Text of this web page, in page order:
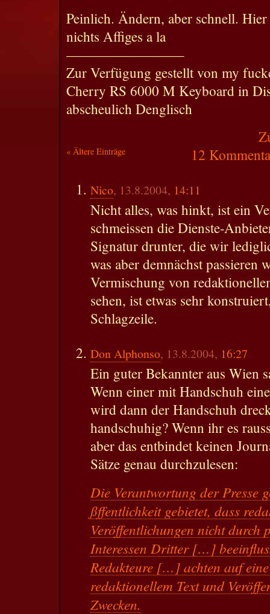
Peinlich. Ändern, aber schnell.
nichts Affiges a la
————————–
Zur Verfügung gestellt von my
Cherry RS 6000 M Keyboard in
abscheulich Denglisch
« Ältere Einträge 12
Nico, 13.8.2004, 14:11
Nicht alles, was hinkt, ist ein
schmeissen die Dienste-
Signatur drunter, die wir
was aber demnächst passieren
Vermischung von
sehen, ist etwas sehr
Schlagzeile.
Don Alphonso, 13.8.2004, 16:27
Ein guter Bekannter aus Wien
Wenn einer mit Handschuh
wird dann der Handschuh
handschuhig? Wenn ihr es
aber das entbindet keinen
Sätze genau durchzulesen:
Die Verantwortung der Presse
ßffentlichkeit gebietet, dass
Veröffentlichungen nicht durch
Interessen Dritter […]
Redakteure […] achten auf
redaktionellem Text und
Zwecken.